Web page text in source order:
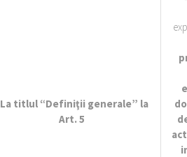
La titlul “Definiţii generale” la
Art. 5